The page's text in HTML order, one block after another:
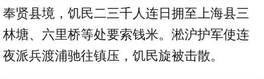
奉贤县境，饥民二三千人连日拥至上海县三
林塘、六里桥等处要索钱米。淞沪护军使连
夜派兵渡浦驰往镇压，饥民旋被击散。